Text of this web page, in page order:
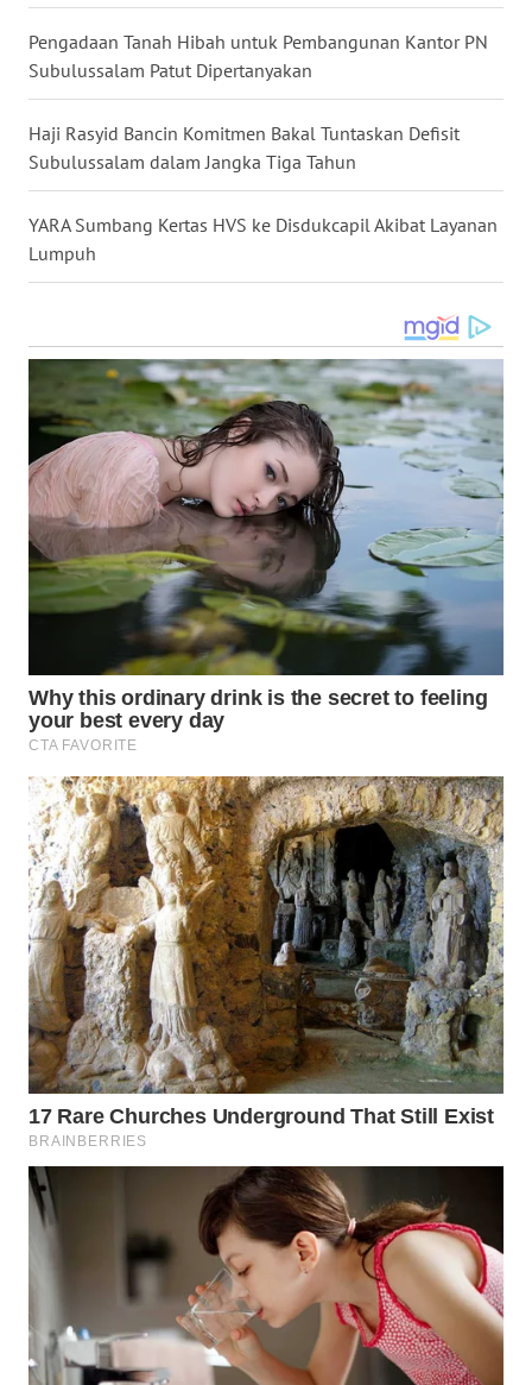
Pengadaan Tanah Hibah untuk Pembangunan Kantor PN
Subulussalam Patut Dipertanyakan
Haji Rasyid Bancin Komitmen Bakal Tuntaskan Defisit
Subulussalam dalam Jangka Tiga Tahun
YARA Sumbang Kertas HVS ke Disdukcapil Akibat Layanan
Lumpuh
WN
WN
KALTIM
WN
SULSEL
WN
GORONTALO
WN
WN
MALUKU
WN
MALUT
WN
DAIRI
WN
DANAU
TOBA
WN
NIAS
WN
LANGKAT
WN